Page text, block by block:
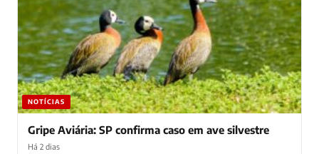
NOTÍCIAS
Gripe Aviária: SP confirma caso em ave silvestre
Há 2 dias